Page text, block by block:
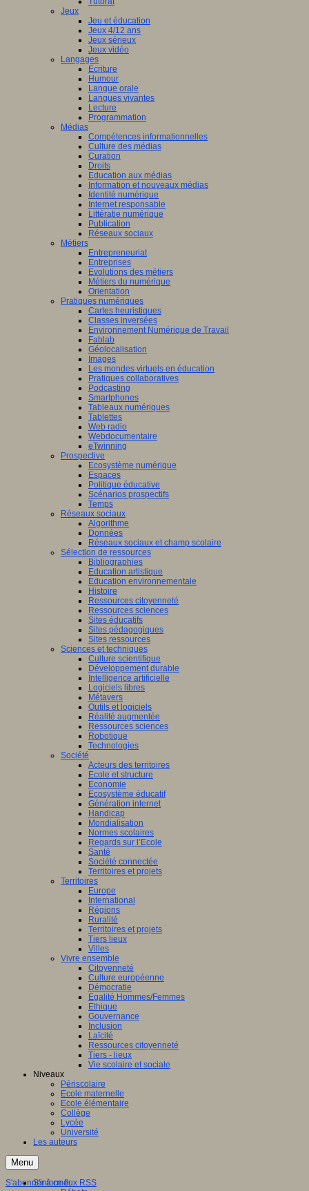
Jeux
Jeu et éducation
Jeux 4/12 ans
Jeux sérieux
Jeux vidéo
Langages
Ecriture
Humour
Langue orale
Langues vivantes
Lecture
Programmation
Médias
Compétences informationnelles
Culture des médias
Curation
Droits
Education aux médias
Information et nouveaux médias
Identité numérique
Internet responsable
Littératie numérique
Publication
Réseaux sociaux
Métiers
Entrepreneuriat
Entreprises
Evolutions des métiers
Métiers du numérique
Orientation
Pratiques numériques
Cartes heuristiques
Classes inversées
Environnement Numérique de Travail
Fablab
Géolocalisation
Images
Les mondes virtuels en éducation
Pratiques collaboratives
Podcasting
Smartphones
Tableaux numériques
Tablettes
Web radio
Webdocumentaire
eTwinning
Prospective
Ecosystème numérique
Espaces
Politique éducative
Scénarios prospectifs
Temps
Réseaux sociaux
Algorithme
Données
Réseaux sociaux et champ scolaire
Sélection de ressources
Bibliographies
Education artistique
Education environnementale
Histoire
Ressources citoyenneté
Ressources sciences
Sites éducatifs
Sites pédagogiques
Sites ressources
Sciences et techniques
Culture scientifique
Développement durable
Intelligence artificielle
Logiciels libres
Métavers
Outils et logiciels
Réalité augmentée
Ressources sciences
Robotique
Technologies
Société
Acteurs des territoires
Ecole et structure
Economie
Ecosystème éducatif
Génération internet
Handicap
Mondialisation
Normes scolaires
Regards sur l’Ecole
Santé
Société connectée
Territoires et projets
Territoires
Europe
International
Régions
Ruralité
Territoires et projets
Tiers lieux
Villes
Vivre ensemble
Citoyenneté
Culture européenne
Démocratie
Egalité Hommes/Femmes
Ethique
Gouvernance
Inclusion
Laïcité
Ressources citoyenneté
Tiers - lieux
Vie scolaire et sociale
Niveaux
Périscolaire
Ecole maternelle
Ecole élémentaire
Collège
Lycée
Université
Les auteurs
Menu
S'informer
S'abonner à ce flux RSS